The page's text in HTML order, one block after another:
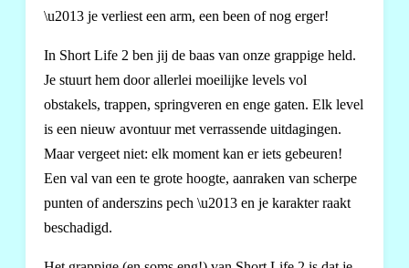
\u2013 je verliest een arm, een been of nog erger!
In Short Life 2 ben jij de baas van onze grappige held.
Je stuurt hem door allerlei moeilijke levels vol
obstakels, trappen, springveren en enge gaten. Elk level
is een nieuw avontuur met verrassende uitdagingen.
Maar vergeet niet: elk moment kan er iets gebeuren!
Een val van een te grote hoogte, aanraken van scherpe
punten of anderszins pech \u2013 en je karakter raakt
beschadigd.